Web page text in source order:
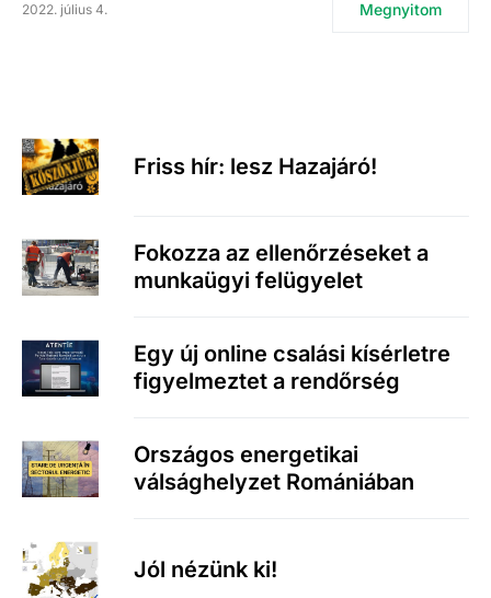
2022. július 4. Megnyitom
Friss hír: lesz Hazajáró!
Fokozza az ellenőrzéseket a
munkaügyi felügyelet
Egy új online csalási kísérletre
figyelmeztet a rendőrség
Országos energetikai
válsághelyzet Romániában
Jól nézünk ki!